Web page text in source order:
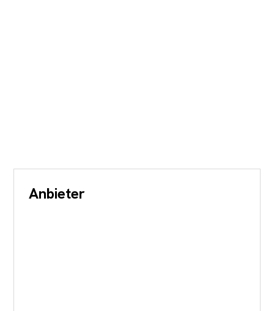
Anbieter